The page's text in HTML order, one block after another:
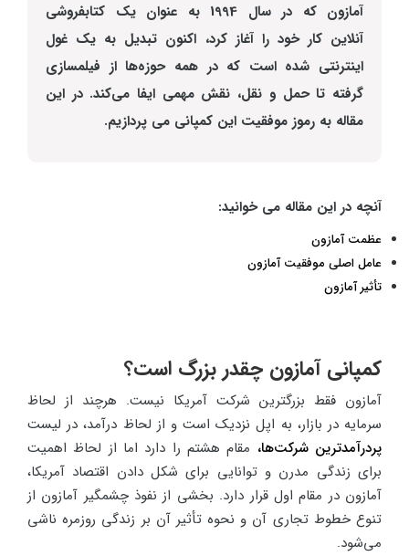
آمازون که در سال 1994 به عنوان یک کتابفروشی
آنلاین کار خود را آغاز کرد، اکنون تبدیل به یک غول
اینترنتی شده است که در همه حوزه‌ها از فیلمسازی
گرفته تا حمل و نقل، نقش مهمی ایفا می‌کند. در این
مقاله به رموز موفقیت این کمپانی می پردازیم.
آنچه در این مقاله می خوانید:
عظمت آمازون
عامل اصلی موفقیت آمازون
تأثیر آمازون
کمپانی آمازون چقدر بزرگ است؟
آمازون فقط بزرگترین شرکت آمریکا نیست. هرچند از لحاظ
سرمایه در بازار، به اپل نزدیک است و از لحاظ درآمد، در لیست
پردرآمدترین شرکت‌ها، مقام هشتم را دارد اما از لحاظ اهمیت
برای زندگی مدرن و توانایی برای شکل دادن اقتصاد آمریکا،
آمازون در مقام اول قرار دارد. بخشی از نفوذ چشمگیر آمازون از
تنوع خطوط تجاری آن و نحوه تأثیر آن بر زندگی روزمره ناشی
می‌شود.